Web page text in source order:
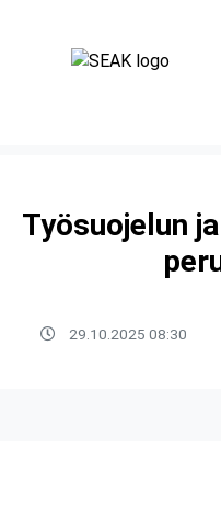
Työsuojelun
29.10.2025 08:30